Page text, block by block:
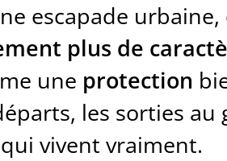
escapade
plus de
une protection
les sorties
vivent vraiment.